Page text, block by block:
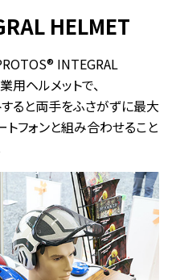
HELMET
INTEGRAL
用ヘルメットで、
すると両手をふさがずに最大
フォンと組み合わせること